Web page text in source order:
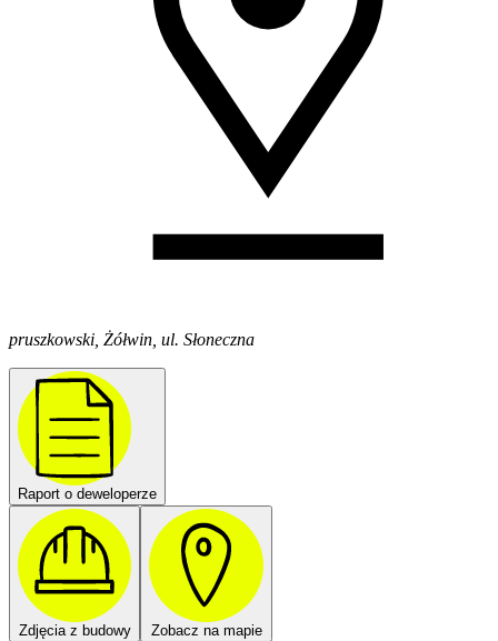
pruszkowski, Żółwin, ul. Słoneczna
Raport o deweloperze
Zdjęcia z budowy Zobacz na mapie